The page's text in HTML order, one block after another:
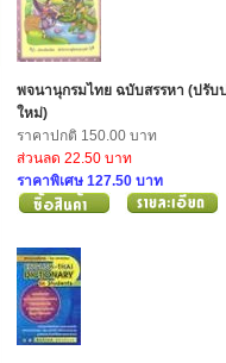
พจนานุกรมไทย ฉบับสรรหา (ปรับ
ใหม่)
ราคาปกติ 150.00 บาท
ส่วนลด 22.50 บาท
ราคาพิเศษ 127.50 บาท